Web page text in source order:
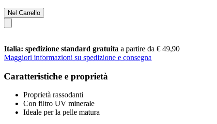
Nel Carrello
Italia: spedizione standard gratuita a partire da € 49,90
Maggiori informazioni su spedizione e consegna
Caratteristiche e proprietà
Proprietà rassodanti
Con filtro UV minerale
Ideale per la pelle matura